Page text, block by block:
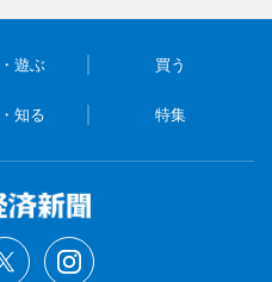
遊ぶ 買う
知る 特集